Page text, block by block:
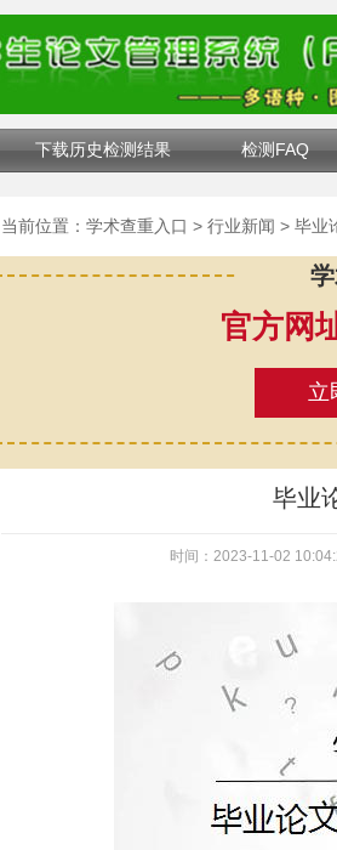
下载历史检测结果 检测FAQ
当前位置： 学术查重入口 > 行业新闻 > 毕业
官方网
立
毕业
时间：2023-11-02